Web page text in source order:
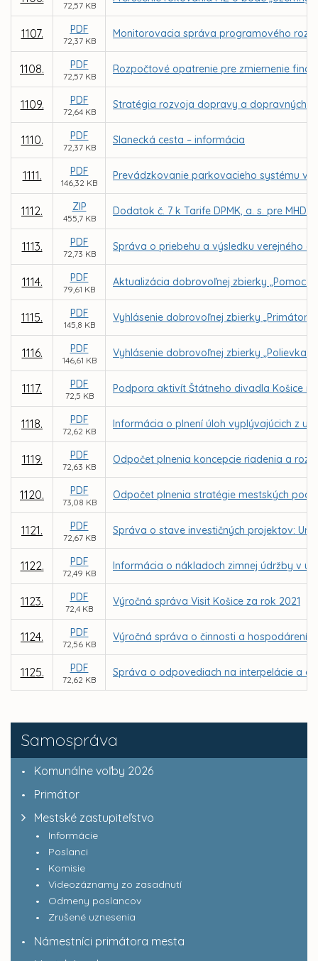
Samospráva
Komunálne voľby 2026
Primátor
Mestské zastupiteľstvo
Informácie
Poslanci
Komisie
Videozáznamy zo zasadnutí
Odmeny poslancov
Zrušené uznesenia
Námestníci primátora mesta
72,57 KB
1107. PDF
72,37 KB
Monitorovacia správa programového
1108. PDF
72,57 KB
Rozpočtové opatrenie pre zmiernenie
1109. PDF
72,64 KB
Stratégia rozvoja dopravy a dopravných
1110. PDF
72,37 KB
Slanecká cesta – informácia
1111. PDF
146,32 KB
Prevádzkovanie parkovacieho systému v
1112. ZIP
455,7 KB
Dodatok č. 7 k Tarife DPMK, a. s. pre MHD
1113. PDF
72,73 KB
Správa o priebehu a výsledku verejného
1114. PDF
79,61 KB
Aktualizácia dobrovoľnej zbierky „Pomoc
1115. PDF
145,8 KB
Vyhlásenie dobrovoľnej zbierky
1116. PDF
146,61 KB
Vyhlásenie dobrovoľnej zbierky „Polievka
1117. PDF
72,5 KB
Podpora aktivít Štátneho divadla Košice
1118. PDF
72,62 KB
Informácia o plnení úloh vyplývajúcich z
1119. PDF
72,63 KB
Odpočet plnenia koncepcie riadenia a
1120. PDF
73,08 KB
Odpočet plnenia stratégie mestských
1121. PDF
72,67 KB
Správa o stave investičných projektov:
1122. PDF
72,49 KB
Informácia o nákladoch zimnej údržby v
1123. PDF
72,4 KB
Výročná správa Visit Košice za rok 2021
1124. PDF
72,56 KB
Výročná správa o činnosti a hospodárení
1125. PDF
72,62 KB
Správa o odpovediach na interpelácie a